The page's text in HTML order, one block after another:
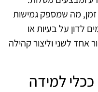
זמן, מה שמספק גמישות
לדון על בעיות או
אחד לשני וליצור קהילה
למידה